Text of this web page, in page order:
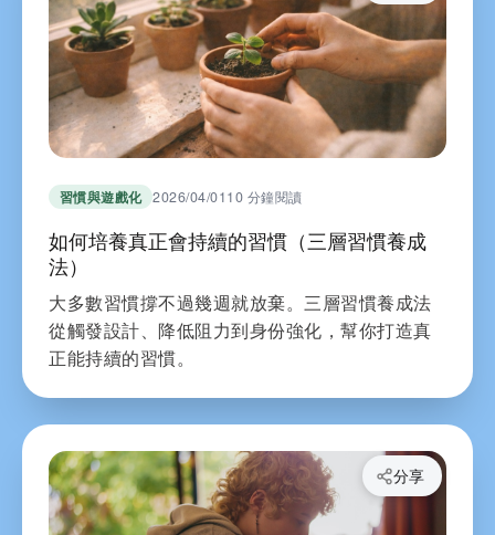
習慣與遊戲化 2026/04/0110 分鐘閱讀
如何培養真正會持續的習慣（三層習慣養成
法）
大多數習慣撐不過幾週就放棄。三層習慣養成法
從觸發設計、降低阻力到身份強化，幫你打造真
正能持續的習慣。
分享